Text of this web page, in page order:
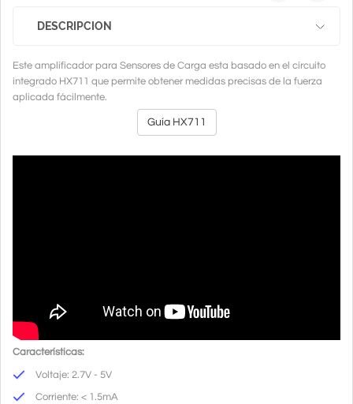
DESCRIPCION
Este amplificador para Sensores de Carga esta basado en el circuito
integrado HX711 que permite obtener medidas precisas de la fuerza
aplicada fácilmente.
Guía HX711
Características:
Voltaje: 2.7V - 5V
Corriente: < 1.5mA